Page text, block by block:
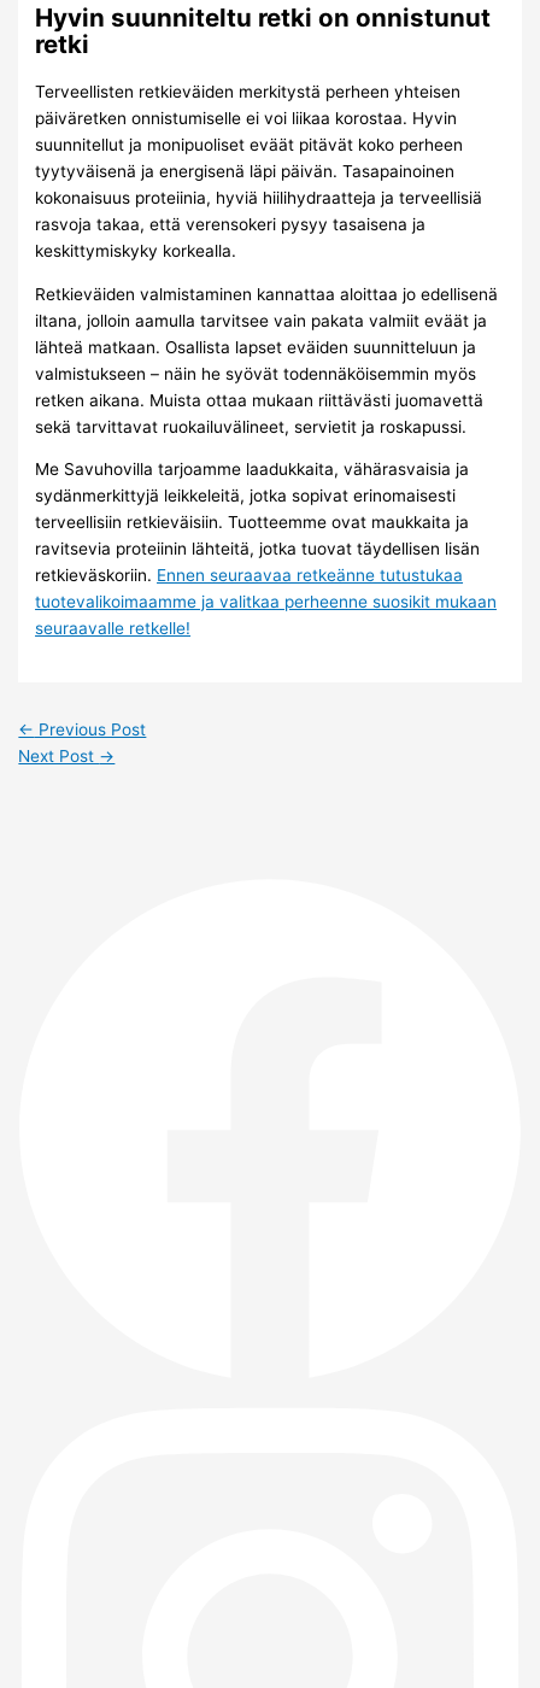
Hyvin suunniteltu retki on onnistunut
retki
Terveellisten retkieväiden merkitystä perheen yhteisen
päiväretken onnistumiselle ei voi liikaa korostaa. Hyvin
suunnitellut ja monipuoliset eväät pitävät koko perheen
tyytyväisenä ja energisenä läpi päivän. Tasapainoinen
kokonaisuus proteiinia, hyviä hiilihydraatteja ja terveellisiä
rasvoja takaa, että verensokeri pysyy tasaisena ja
keskittymiskyky korkealla.
Retkieväiden valmistaminen kannattaa aloittaa jo edellisenä
iltana, jolloin aamulla tarvitsee vain pakata valmiit eväät ja
lähteä matkaan. Osallista lapset eväiden suunnitteluun ja
valmistukseen – näin he syövät todennäköisemmin myös
retken aikana. Muista ottaa mukaan riittävästi juomavettä
sekä tarvittavat ruokailuvälineet, servietit ja roskapussi.
Me Savuhovilla tarjoamme laadukkaita, vähärasvaisia ja
sydänmerkittyjä leikkeleitä, jotka sopivat erinomaisesti
terveellisiin retkieväisiin. Tuotteemme ovat maukkaita ja
ravitsevia proteiinin lähteitä, jotka tuovat täydellisen lisän
retkieväskoriin. Ennen seuraavaa retkeänne tutustukaa
tuotevalikoimaamme ja valitkaa perheenne suosikit mukaan
seuraavalle retkelle!
← Previous Post
Next Post →